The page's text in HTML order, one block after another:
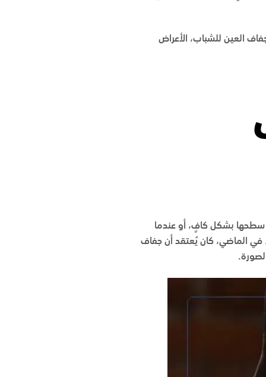
العين للشباب، الأعراض
سطحها بشكل كافٍ، أو عندما
في الماضي، كان يُعتقد أن جفاف